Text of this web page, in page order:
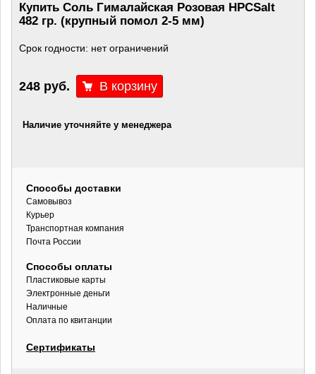
Купить Соль Гималайская Розовая HPCSalt
482 гр. (крупный помол 2-5 мм)
Срок годности: нет ограничений
248 руб.
Наличие уточняйте у менеджера
Способы доставки
Самовывоз
Курьер
Транспортная компания
Почта России
Способы оплаты
Пластиковые карты
Электронные деньги
Наличные
Оплата по квитанции
Сертификаты